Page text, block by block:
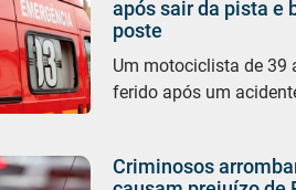
após sair da pista e
poste
Um motociclista de 39
ferido após um
Criminosos